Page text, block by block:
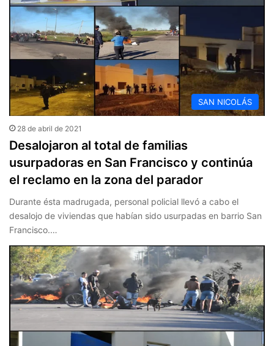
SAN NICOLÁS
28 de abril de 2021
Desalojaron al total de familias
usurpadoras en San Francisco y continúa
el reclamo en la zona del parador
Durante ésta madrugada, personal policial llevó a cabo el
desalojo de viviendas que habían sido usurpadas en barrio San
Francisco.…